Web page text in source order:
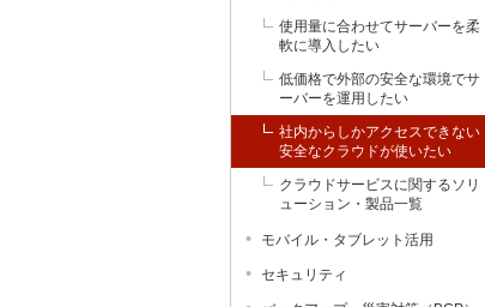
使用量に合わせてサーバーを柔
軟に導入したい
低価格で外部の安全な環境でサ
ーバーを運用したい
社内からしかアクセスできない
安全なクラウドが使いたい
クラウドサービスに関するソリ
ューション・製品一覧
モバイル・タブレット活用
セキュリティ